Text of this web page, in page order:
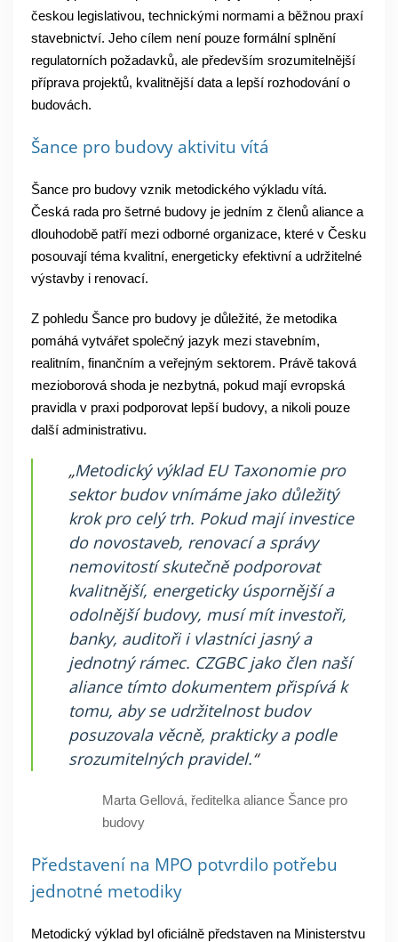
českou legislativou, technickými normami a běžnou praxí
stavebnictví. Jeho cílem není pouze formální splnění
regulatorních požadavků, ale především srozumitelnější
příprava projektů, kvalitnější data a lepší rozhodování o
budovách.
Šance pro budovy aktivitu vítá
Šance pro budovy vznik metodického výkladu vítá.
Česká rada pro šetrné budovy je jedním z členů aliance a
dlouhodobě patří mezi odborné organizace, které v Česku
posouvají téma kvalitní, energeticky efektivní a udržitelné
výstavby i renovací.
Z pohledu Šance pro budovy je důležité, že metodika
pomáhá vytvářet společný jazyk mezi stavebním,
realitním, finančním a veřejným sektorem. Právě taková
mezioborová shoda je nezbytná, pokud mají evropská
pravidla v praxi podporovat lepší budovy, a nikoli pouze
další administrativu.
„Metodický výklad EU Taxonomie pro
sektor budov vnímáme jako důležitý
krok pro celý trh. Pokud mají investice
do novostaveb, renovací a správy
nemovitostí skutečně podporovat
kvalitnější, energeticky úspornější a
odolnější budovy, musí mít investoři,
banky, auditoři i vlastníci jasný a
jednotný rámec. CZGBC jako člen naší
aliance tímto dokumentem přispívá k
tomu, aby se udržitelnost budov
posuzovala věcně, prakticky a podle
srozumitelných pravidel.“
Marta Gellová, ředitelka aliance Šance pro
budovy
Představení na MPO potvrdilo potřebu
jednotné metodiky
Metodický výklad byl oficiálně představen na Ministerstvu